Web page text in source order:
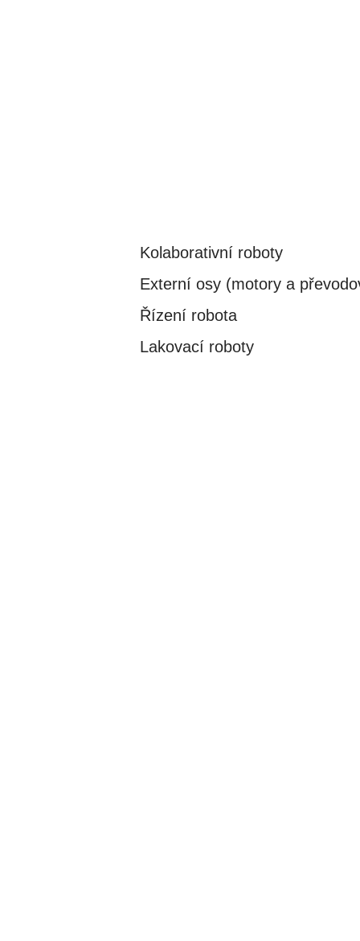
Kolaborativní roboty
Externí osy (motory a
Řízení robota
Lakovací roboty